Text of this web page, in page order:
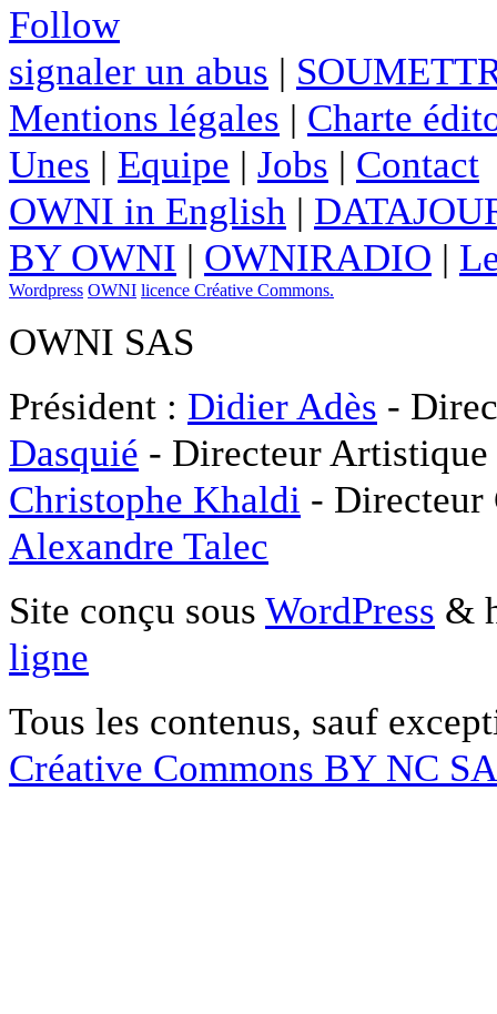
Follow
signaler un abus |
Mentions légales | Charte
Unes | Equipe | Jobs | Contact
OWNI in English |
BY OWNI | OWNIRADIO |
Wordpress OWNI licence Créative Commons.
OWNI SAS
Président : Didier Adès -
Dasquié - Directeur
Christophe Khaldi -
Alexandre Talec
Site conçu sous WordPress &
ligne
Tous les contenus, sauf
Créative Commons BY NC SA